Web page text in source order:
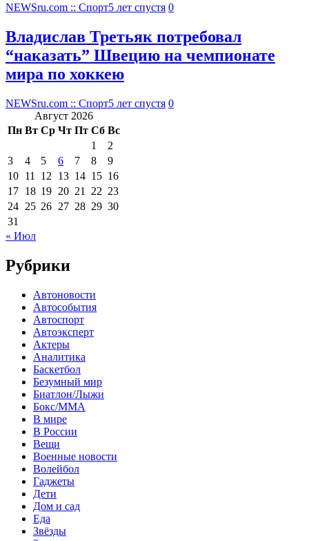
NEWSru.com :: Спорт5 лет спустя 0
Владислав Третьяк потребовал
“наказать” Швецию на чемпионате
мира по хоккею
NEWSru.com :: Спорт5 лет спустя 0
Август 2026
Пн Вт Ср Чт Пт Сб Вс
1
2
3
4 5 6 7 8
9
10 11 12 13 14 15 16
17 18 19 20 21 22 23
24 25 26 27 28 29 30
31
« Июл
Рубрики
Автоновости
Автособытия
Автоспорт
Автоэксперт
Актеры
Аналитика
Баскетбол
Безумный мир
Биатлон/Лыжи
Бокс/MMA
В мире
В России
Вещи
Военные новости
Волейбол
Гаджеты
Дети
Дом и сад
Еда
Звёзды